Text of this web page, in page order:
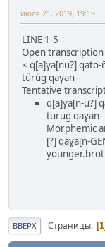
июля 21, 2019, 19:19
LINE 1-5
Open transcription
× q[a]γa[nu?] qato-
türǖg qaγan-
Tentative
q[a]ɣa[n-u?]
türüg qaɣan-
Morphemic
[?] qaɣa[n-
ВВЕРХ Страницы 1